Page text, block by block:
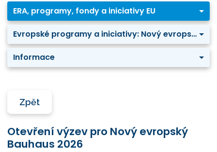
ERA, programy, fondy a iniciativy EU
Evropské programy a iniciativy: Nový evropský Bauhaus
Informace
Zpět
Otevření výzev pro Nový evropský
Bauhaus 2026